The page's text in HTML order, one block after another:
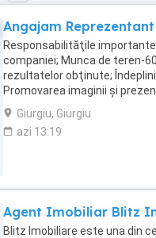
Angajam
Responsabilităţile
companiei; Munca de teren-
rezultatelor obţinute;
Promovarea imaginii şi
cerinţele şi standardele ...
Giurgiu, Giurgiu
azi 13:19
Agent Imobiliar Blitz
Blitz Imobiliare este una din